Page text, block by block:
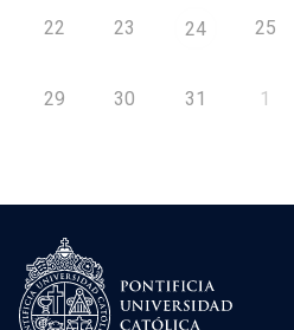
22 23 24 25
29 30 31 1